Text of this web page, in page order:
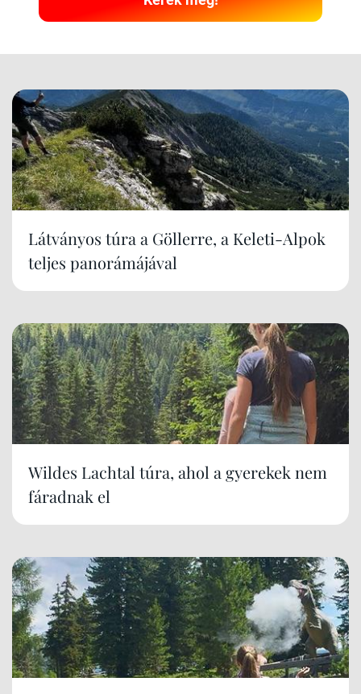
Látványos túra a Göllerre, a Keleti-Alpok
teljes panorámájával
Wildes Lachtal túra, ahol a gyerekek nem
fáradnak el